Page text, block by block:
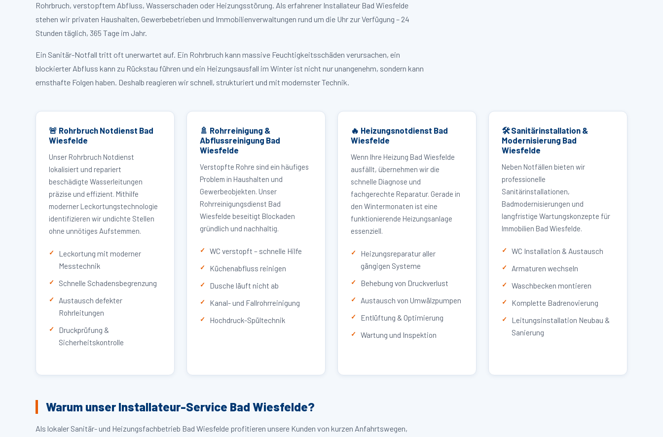
Rohrbruch, verstopftem Abfluss, Wasserschaden oder Heizungsstörung. Als erfahrener Installateur Bad Wiesfelde
stehen wir privaten Haushalten, Gewerbebetrieben und Immobilienverwaltungen rund um die Uhr zur Verfügung – 24
Stunden täglich, 365 Tage im Jahr.
Ein Sanitär-Notfall tritt oft unerwartet auf. Ein Rohrbruch kann massive Feuchtigkeitsschäden verursachen, ein
blockierter Abfluss kann zu Rückstau führen und ein Heizungsausfall im Winter ist nicht nur unangenehm, sondern kann
ernsthafte Folgen haben. Deshalb reagieren wir schnell, strukturiert und mit modernster Technik.
🚨 Rohrbruch Notdienst Bad
Wiesfelde
Unser Rohrbruch Notdienst
lokalisiert und repariert
beschädigte Wasserleitungen
präzise und effizient. Mithilfe
moderner Leckortungstechnologie
identifizieren wir undichte Stellen
ohne unnötiges Aufstemmen.
Leckortung mit moderner
Messtechnik
Schnelle Schadensbegrenzung
Austausch defekter
Rohrleitungen
Druckprüfung &
Sicherheitskontrolle
🚿 Rohrreinigung &
Abflussreinigung Bad
Wiesfelde
Verstopfte Rohre sind ein häufiges
Problem in Haushalten und
Gewerbeobjekten. Unser
Rohrreinigungsdienst Bad
Wiesfelde beseitigt Blockaden
gründlich und nachhaltig.
WC verstopft – schnelle Hilfe
Küchenabfluss reinigen
Dusche läuft nicht ab
Kanal- und Fallrohrreinigung
Hochdruck-Spültechnik
🔥 Heizungsnotdienst Bad
Wiesfelde
Wenn Ihre Heizung Bad Wiesfelde
ausfällt, übernehmen wir die
schnelle Diagnose und
fachgerechte Reparatur. Gerade in
den Wintermonaten ist eine
funktionierende Heizungsanlage
essenziell.
Heizungsreparatur aller
gängigen Systeme
Behebung von Druckverlust
Austausch von Umwälzpumpen
Entlüftung & Optimierung
Wartung und Inspektion
🛠 Sanitärinstallation &
Modernisierung Bad
Wiesfelde
Neben Notfällen bieten wir
professionelle
Sanitärinstallationen,
Badmodernisierungen und
langfristige Wartungskonzepte für
Immobilien Bad Wiesfelde.
WC Installation & Austausch
Armaturen wechseln
Waschbecken montieren
Komplette Badrenovierung
Leitungsinstallation Neubau &
Sanierung
Warum unser Installateur-Service Bad Wiesfelde?
Als lokaler Sanitär- und Heizungsfachbetrieb Bad Wiesfelde profitieren unsere Kunden von kurzen Anfahrtswegen,